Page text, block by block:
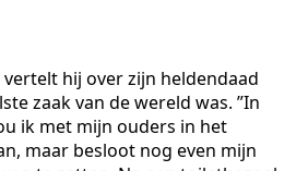
vertelt hij over zijn heldendaad
zaak van de wereld was. ”In
ik met mijn ouders in het
maar besloot nog even mijn